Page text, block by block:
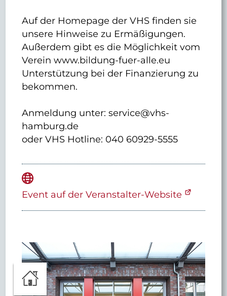
Auf der Homepage der VHS finden sie
unsere Hinweise zu Ermäßigungen.
Außerdem gibt es die Möglichkeit vom
Verein www.bildung-fuer-alle.eu
Unterstützung bei der Finanzierung zu
bekommen.
Anmeldung unter: service@vhs-
hamburg.de
oder VHS Hotline: 040 60929-5555
Event auf der Veranstalter-Website